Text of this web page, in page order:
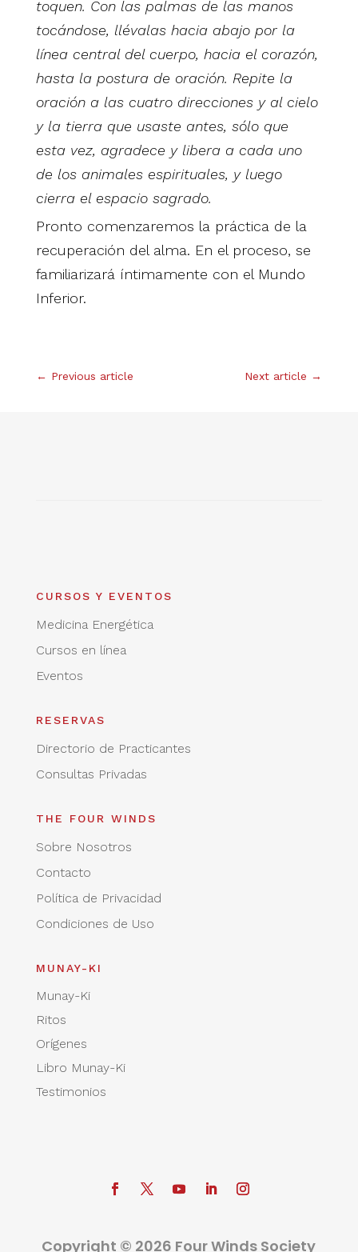
toquen. Con las palmas de las manos
tocándose, llévalas hacia abajo por la
línea central del cuerpo, hacia el corazón,
hasta la postura de oración. Repite la
oración a las cuatro direcciones y al cielo
y la tierra que usaste antes, sólo que
esta vez, agradece y libera a cada uno
de los animales espirituales, y luego
cierra el espacio sagrado.
Pronto comenzaremos la práctica de la
recuperación del alma. En el proceso, se
familiarizará íntimamente con el Mundo
Inferior.
← Previous article Next article →
CURSOS Y EVENTOS
Medicina Energética
Cursos en línea
Eventos
RESERVAS
Directorio de Practicantes
Consultas Privadas
THE FOUR WINDS
Sobre Nosotros
Contacto
Política de Privacidad
Condiciones de Uso
MUNAY-KI
Munay-Ki
Ritos
Orígenes
Libro Munay-Ki
Testimonios
Copyright © 2026 Four Winds Society